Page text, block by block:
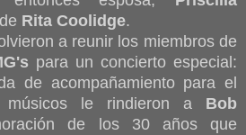
Rita Coolidge.
a reunir los miembros de
para un concierto especial:
de acompañamiento para el
músicos le rindieron a Bob
de los 30 años que